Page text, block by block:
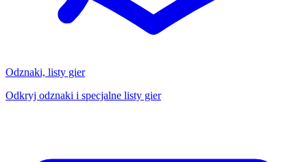
Odznaki, listy gier
Odkryj odznaki i specjalne listy gier